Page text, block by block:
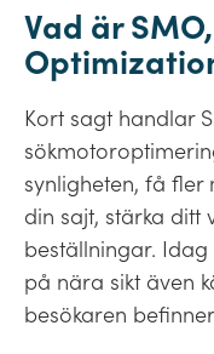
Vad är
Kort sagt handlar
synligheten, få fler
din sajt, stärka
beställningar.
på nära sikt även
besökaren